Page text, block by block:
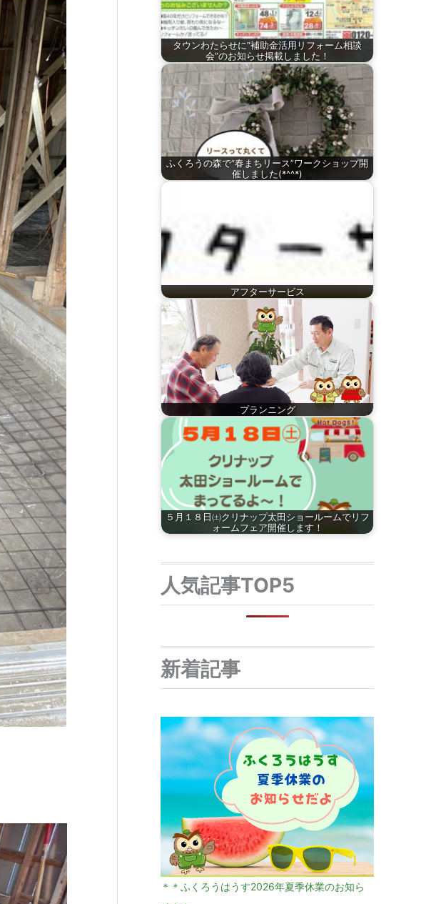
タウンわたらせに“補助金活用リフォーム相談
会”のお知らせ掲載しました！
ふくろうの森で“春まちリース”ワークショップ開
催しました(*^^*)
アフターサービス
プランニング
５月１８日㈯クリナップ太田ショールームでリフ
ォームフェア開催します！
人気記事TOP5
新着記事
＊＊ふくろうはうす2026年夏季休業のお知ら